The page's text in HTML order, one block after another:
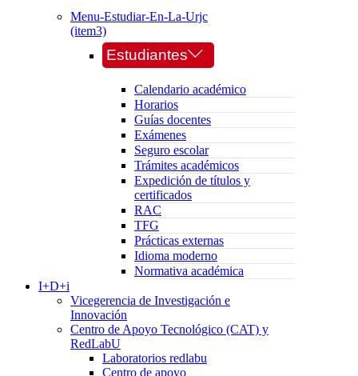
Menu-Estudiar-En-La-Urjc
(item3)
Estudiantes
Calendario académico
Horarios
Guías docentes
Exámenes
Seguro escolar
Trámites académicos
Expedición de títulos y
certificados
RAC
TFG
Prácticas externas
Idioma moderno
Normativa académica
I+D+i
Vicegerencia de Investigación e
Innovación
Centro de Apoyo Tecnológico (CAT) y
RedLabU
Laboratorios redlabu
Centro de apoyo